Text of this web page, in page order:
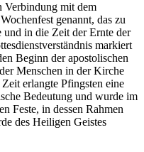
Verbindung mit dem
genannt, das zu
und in die Zeit der Ernte der
markiert
Beginn der apostolischen
Menschen in der Kirche
erlangte Pfingsten eine
Bedeutung und wurde im
Feste, in dessen Rahmen
des Heiligen Geistes